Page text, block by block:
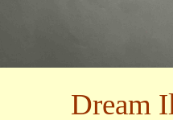
Dream